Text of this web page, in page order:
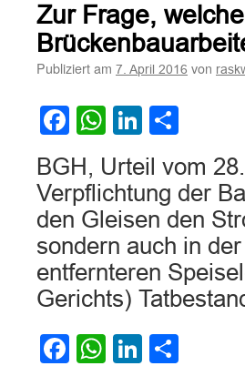
Zur Frage,
Publiziert am 7. April 2016 von
Facebook
WhatsApp
LinkedIn
BGH, Urteil vom
Verpflichtung der
den Gleisen den
sondern auch in
entfernteren
Gerichts)
Facebook
WhatsApp
LinkedIn